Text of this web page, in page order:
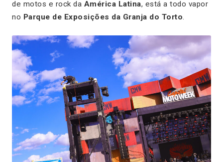
de motos e rock da América Latina, está a todo vapor
no Parque de Exposições da Granja do Torto.